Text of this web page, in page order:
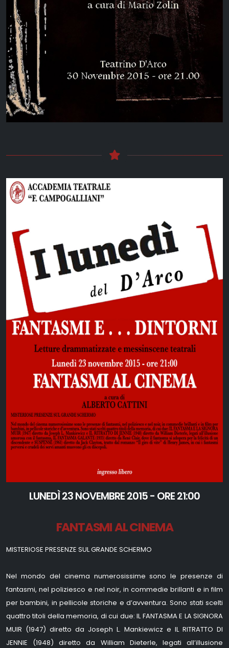
LUNEDÌ 23 NOVEMBRE 2015 - ORE 21:00
FANTASMI AL CINEMA
MISTERIOSE PRESENZE SUL GRANDE SCHERMO
Nel mondo del cinema numerosissime sono le presenze di
fantasmi, nel poliziesco e nel noir, in commedie brillanti e in film
per bambini, in pellicole storiche e d’avventura. Sono stati scelti
quattro titoli della memoria, di cui due: IL FANTASMA E LA SIGNORA
MUIR (1947) diretto da Joseph L. Mankiewicz e IL RITRATTO DI
JENNIE (1948) diretto da William Dieterle, legati all’illusione